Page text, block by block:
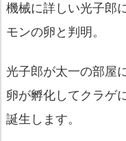
機械に詳しい光子郎
モンの卵と判明。
光子郎が太一の部屋
卵が孵化してクラゲ
誕生します。